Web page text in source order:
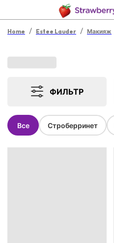
Home / Estee Lauder / Макияж
ФИЛЬТР
Все Строберринет